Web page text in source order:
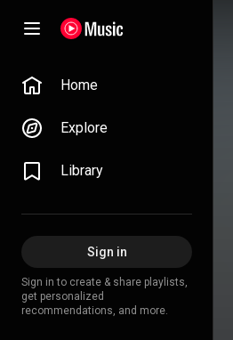
Home
Explore
Library
Sign in
Sign in to create & share playlists,
get personalized
recommendations, and more.